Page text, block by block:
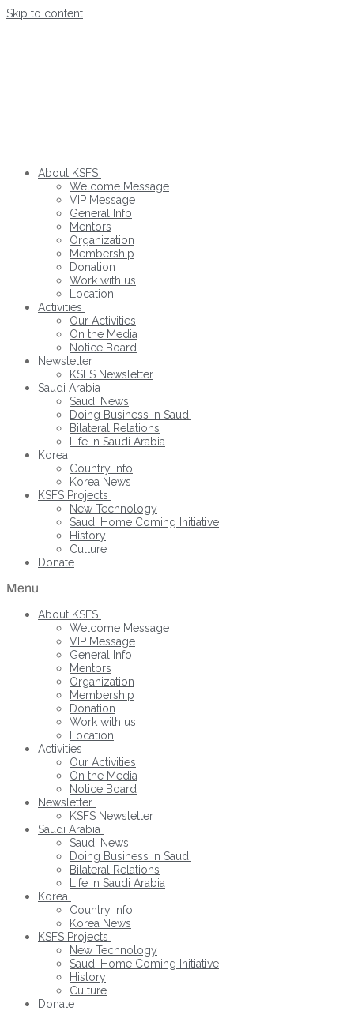
Skip to content
About KSFS
Welcome Message
VIP Message
General Info
Mentors
Organization
Membership
Donation
Work with us
Location
Activities
Our Activities
On the Media
Notice Board
Newsletter
KSFS Newsletter
Saudi Arabia
Saudi News
Doing Business in Saudi
Bilateral Relations
Life in Saudi Arabia
Korea
Country Info
Korea News
KSFS Projects
New Technology
Saudi Home Coming Initiative
History
Culture
Donate
Menu
About KSFS
Welcome Message
VIP Message
General Info
Mentors
Organization
Membership
Donation
Work with us
Location
Activities
Our Activities
On the Media
Notice Board
Newsletter
KSFS Newsletter
Saudi Arabia
Saudi News
Doing Business in Saudi
Bilateral Relations
Life in Saudi Arabia
Korea
Country Info
Korea News
KSFS Projects
New Technology
Saudi Home Coming Initiative
History
Culture
Donate